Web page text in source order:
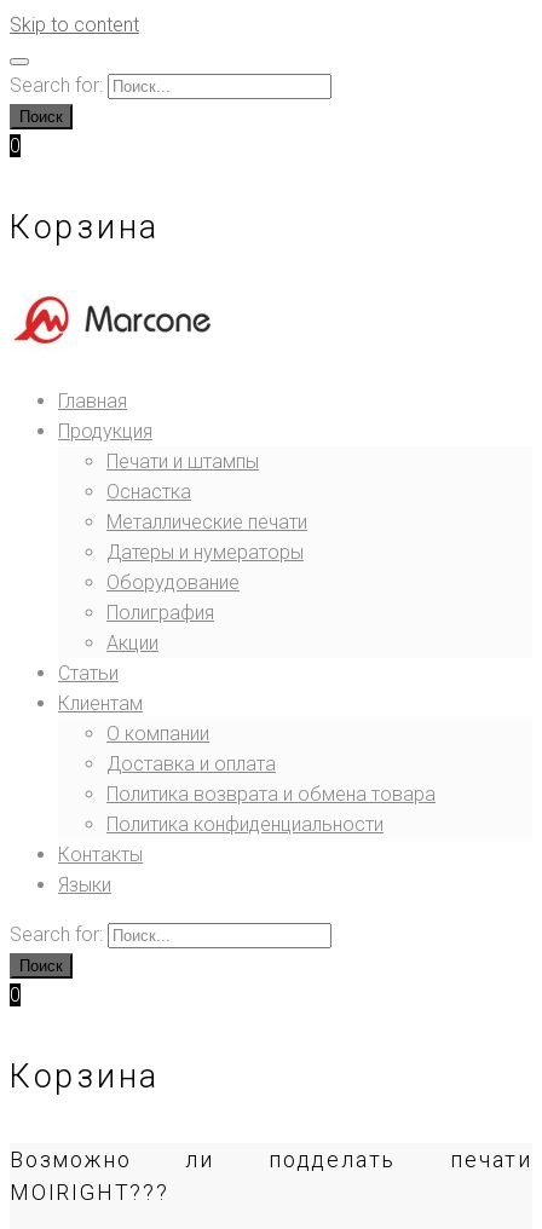
Skip to content
Search for:
Поиск
0
Корзина
Главная
Продукция
Печати и штампы
Оснастка
Металлические печати
Датеры и нумераторы
Оборудование
Полиграфия
Акции
Статьи
Клиентам
О компании
Доставка и оплата
Политика возврата и обмена товара
Политика конфиденциальности
Контакты
Языки
Search for:
Поиск
0
Корзина
Возможно ли подделать печати
MOIRIGHT???